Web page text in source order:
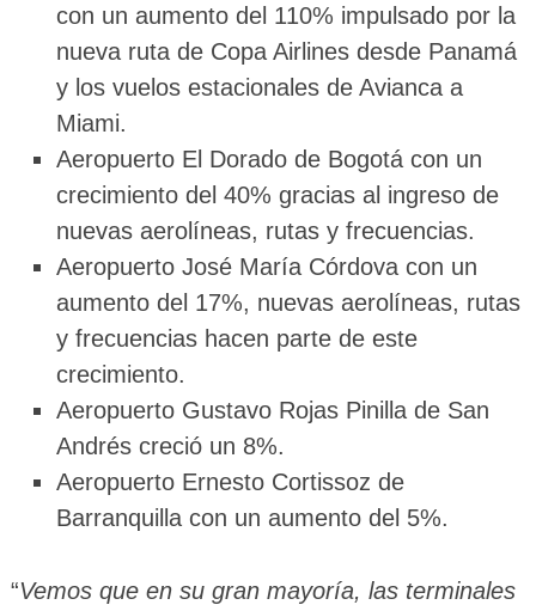
con un aumento del 110% impulsado por la
nueva ruta de Copa Airlines desde Panamá
y los vuelos estacionales de Avianca a
Miami.
Aeropuerto El Dorado de Bogotá con un
crecimiento del 40% gracias al ingreso de
nuevas aerolíneas, rutas y frecuencias.
Aeropuerto José María Córdova con un
aumento del 17%, nuevas aerolíneas, rutas
y frecuencias hacen parte de este
crecimiento.
Aeropuerto Gustavo Rojas Pinilla de San
Andrés creció un 8%.
Aeropuerto Ernesto Cortissoz de
Barranquilla con un aumento del 5%.
“Vemos que en su gran mayoría, las terminales